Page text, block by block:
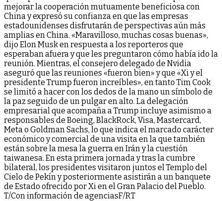
mejorar la cooperación mutuamente beneficiosa con
China y expresó su confianza en que las empresas
estadounidenses disfrutarán de perspectivas aún más
amplias en China. «Maravilloso, muchas cosas buenas»,
dijo Elon Musk en respuesta a los reporteros que
esperaban afuera y que les preguntaron cómo había ido la
reunión. Mientras, el consejero delegado de Nvidia
aseguró que las reuniones «fueron bien» y que «Xi y el
presidente Trump fueron increíbles», en tanto Tim Cook
se limitó a hacer con los dedos de la mano un símbolo de
la paz seguido de un pulgar en alto. La delegación
empresarial que acompaña a Trump incluye asimismo a
responsables de Boeing, BlackRock, Visa, Mastercard,
Meta o Goldman Sachs, lo que indica el marcado carácter
económico y comercial de una visita en la que también
están sobre la mesa la guerra en Irán y la cuestión
taiwanesa. En esta primera jornada y tras la cumbre
bilateral, los presidentes visitaron juntos el Templo del
Cielo de Pekín y posteriormente asistirán a un banquete
de Estado ofrecido por Xi en el Gran Palacio del Pueblo.
T/Con información de agenciasF/RT